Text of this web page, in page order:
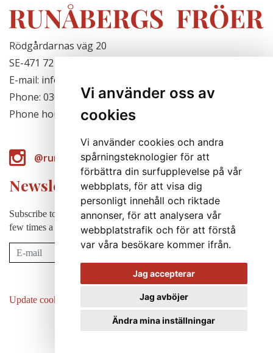
Vi använder oss av
cookies
Vi använder cookies och andra
spårningsteknologier för att
förbättra din surfupplevelse på vår
webbplats, för att visa dig
personligt innehåll och riktade
annonser, för att analysera vår
webbplatstrafik och för att förstå
var våra besökare kommer ifrån.
Jag accepterar
Jag avböjer
Ändra mina inställningar
Rödgårdarnas väg 20
SE-471 72 Hjälteby, Sweden
E-mail: info@runabergsfroer.se
Phone: 0303-777140
Phone hours: Closed for the season
@runabergsfroer
Newsletter
Subscribe to our newsletter to receive news, cultivation tips etc. a
few times a year (in swedish).
Subscribe
Update cookies preferences